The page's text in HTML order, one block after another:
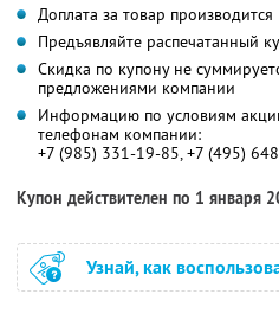
Доплата за товар
Предъявляйте распечатанный
Скидка по купону не
предложениями компании
Информацию по условиям
телефонам компании:
+7 (985) 331-19-85, +7 (495)
Купон действителен по 1 января
Узнай, как